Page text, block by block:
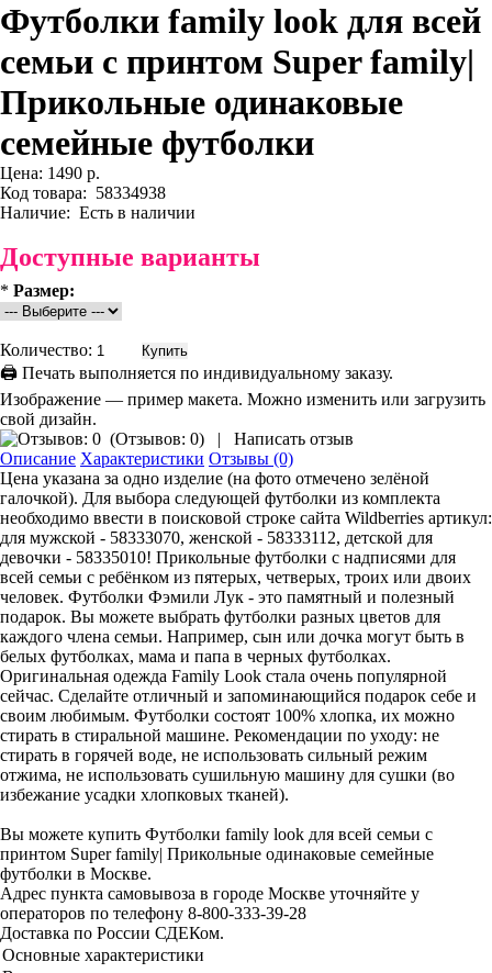
Футболки family look для всей
семьи с принтом Super family|
Прикольные одинаковые
семейные футболки
Цена: 1490 р.
Код товара: 58334938
Наличие: Есть в наличии
Доступные варианты
* Размер:
Количество:
🖨 Печать выполняется по индивидуальному заказу.
Изображение — пример макета. Можно изменить или загрузить
свой дизайн.
(Отзывов: 0) |
Написать отзыв
Описание Характеристики Отзывы (0)
Цена указана за одно изделие (на фото отмечено зелёной
галочкой). Для выбора следующей футболки из комплекта
необходимо ввести в поисковой строке сайта Wildberries артикул:
для мужской - 58333070, женской - 58333112, детской для
девочки - 58335010! Прикольные футболки с надписями для
всей семьи с ребёнком из пятерых, четверых, троих или двоих
человек. Футболки Фэмили Лук - это памятный и полезный
подарок. Вы можете выбрать футболки разных цветов для
каждого члена семьи. Например, сын или дочка могут быть в
белых футболках, мама и папа в черных футболках.
Оригинальная одежда Family Look стала очень популярной
сейчас. Сделайте отличный и запоминающийся подарок себе и
своим любимым. Футболки состоят 100% хлопка, их можно
стирать в стиральной машине. Рекомендации по уходу: не
стирать в горячей воде, не использовать сильный режим
отжима, не использовать сушильную машину для сушки (во
избежание усадки хлопковых тканей).
Вы можете купить Футболки family look для всей семьи с
принтом Super family| Прикольные одинаковые семейные
футболки в Москве.
Адрес пункта самовывоза в городе Москве уточняйте у
операторов по телефону 8-800-333-39-28
Доставка по России СДЕКом.
Основные характеристики